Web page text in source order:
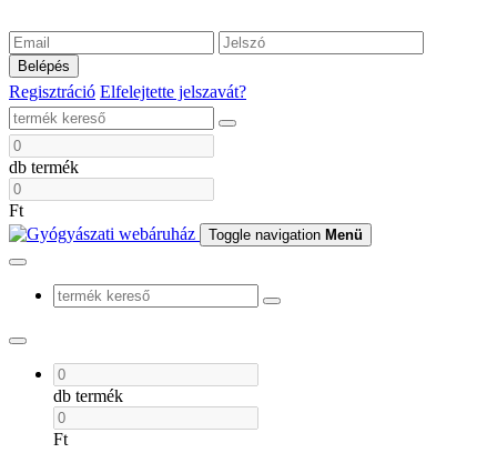
Belépés
Regisztráció Elfelejtette jelszavát?
db termék
Ft
Toggle navigation Menü
db termék
Ft